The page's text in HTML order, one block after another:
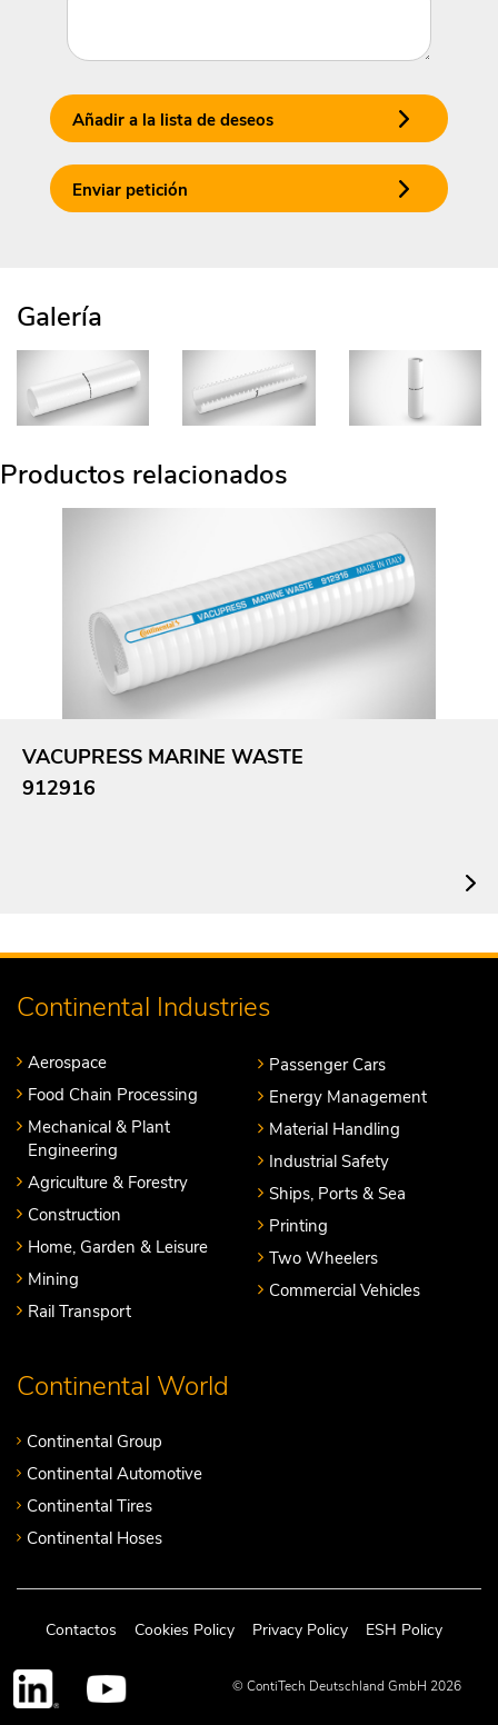
Añadir a la lista de deseos
Enviar petición
Galería
Productos relacionados
VACUPRESS MARINE WASTE
912916
Continental Industries
Aerospace
Food Chain Processing
Mechanical & Plant
Engineering
Agriculture & Forestry
Construction
Home, Garden & Leisure
Mining
Rail Transport
Passenger Cars
Energy Management
Material Handling
Industrial Safety
Ships, Ports & Sea
Printing
Two Wheelers
Commercial Vehicles
Continental World
Continental Group
Continental Automotive
Continental Tires
Continental Hoses
Contactos Cookies Policy Privacy Policy ESH Policy
© ContiTech Deutschland GmbH 2026